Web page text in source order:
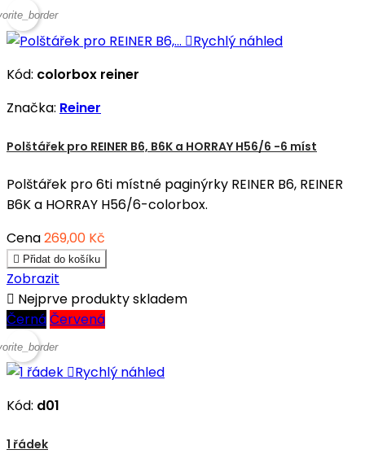
Rychlý náhled
Kód: colorbox reiner
Značka: Reiner
Polštářek pro REINER B6, B6K a HORRAY H56/6 -6 míst
Polštářek pro 6ti místné paginýrky REINER B6, REINER
B6K a HORRAY H56/6-colorbox.
Cena269,00 Kč
 Přidat do košíku
Zobrazit
 Nejprve produkty skladem
ČernáČervená
Rychlý náhled
Kód: d01
1 řádek